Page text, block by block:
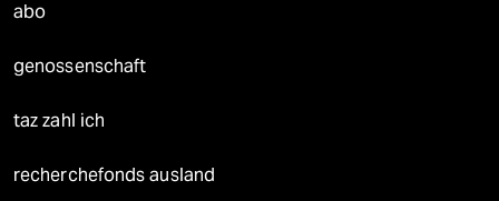
abo
genossenschaft
taz zahl ich
recherchefonds ausland